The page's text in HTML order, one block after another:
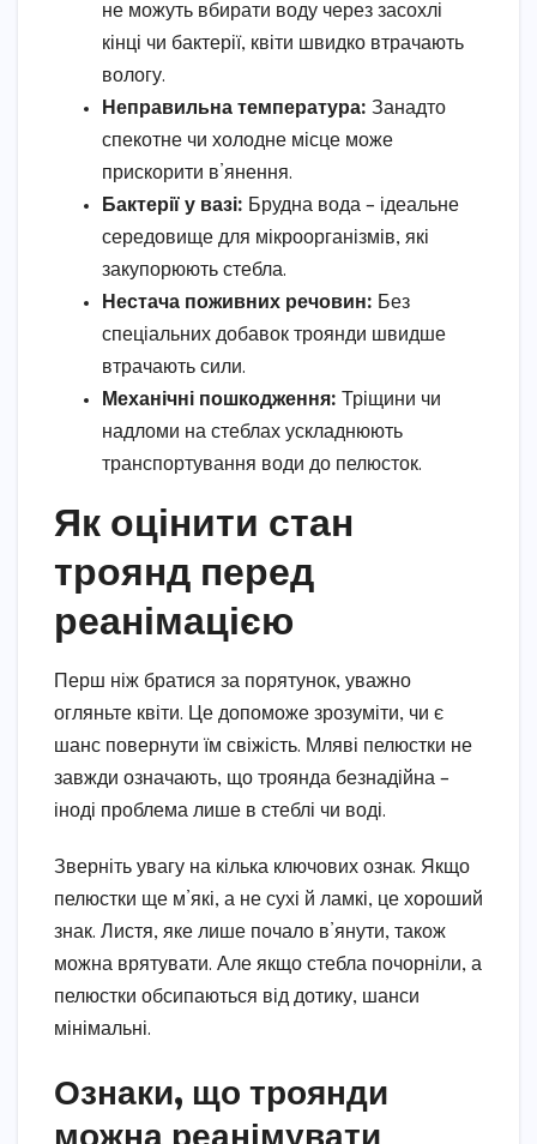
не можуть вбирати воду через засохлі
кінці чи бактерії, квіти швидко втрачають
вологу.
Неправильна температура: Занадто
спекотне чи холодне місце може
прискорити в’янення.
Бактерії у вазі: Брудна вода – ідеальне
середовище для мікроорганізмів, які
закупорюють стебла.
Нестача поживних речовин: Без
спеціальних добавок троянди швидше
втрачають сили.
Механічні пошкодження: Тріщини чи
надломи на стеблах ускладнюють
транспортування води до пелюсток.
Як оцінити стан
троянд перед
реанімацією
Перш ніж братися за порятунок, уважно
огляньте квіти. Це допоможе зрозуміти, чи є
шанс повернути їм свіжість. Мляві пелюстки не
завжди означають, що троянда безнадійна –
іноді проблема лише в стеблі чи воді.
Зверніть увагу на кілька ключових ознак. Якщо
пелюстки ще м’які, а не сухі й ламкі, це хороший
знак. Листя, яке лише почало в’янути, також
можна врятувати. Але якщо стебла почорніли, а
пелюстки обсипаються від дотику, шанси
мінімальні.
Ознаки, що троянди
можна реанімувати